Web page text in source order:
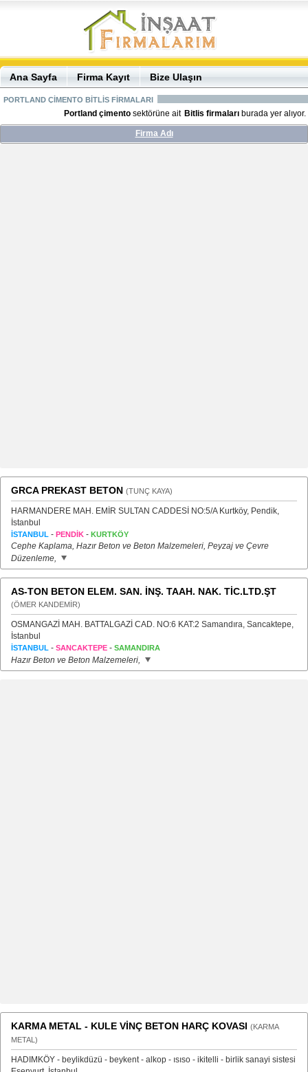
Ana Sayfa Firma Kayıt Bize Ulaşın
PORTLAND ÇİMENTO BİTLİS FİRMALARI
Portland çimento sektörüne ait Bitlis firmaları burada yer alıyor.
Firma Adı
GRCA PREKAST BETON (TUNÇ KAYA)
HARMANDERE MAH. EMİR SULTAN CADDESİ NO:5/A Kurtköy, Pendik,
İstanbul
İSTANBUL - PENDİK - KURTKÖY
Cephe Kaplama, Hazır Beton ve Beton Malzemeleri, Peyzaj ve Çevre
Düzenleme,
AS-TON BETON ELEM. SAN. İNŞ. TAAH. NAK. TİC.LTD.ŞT
(ÖMER KANDEMİR)
OSMANGAZİ MAH. BATTALGAZİ CAD. NO:6 KAT:2 Samandıra, Sancaktepe,
İstanbul
İSTANBUL - SANCAKTEPE - SAMANDIRA
Hazır Beton ve Beton Malzemeleri,
KARMA METAL - KULE VİNÇ BETON HARÇ KOVASI (KARMA
METAL)
HADIMKÖY - beylikdüzü - beykent - alkop - ısıso - ikitelli - birlik sanayi sistesi